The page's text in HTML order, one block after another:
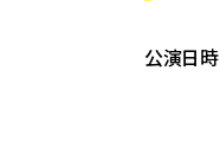
公演日時